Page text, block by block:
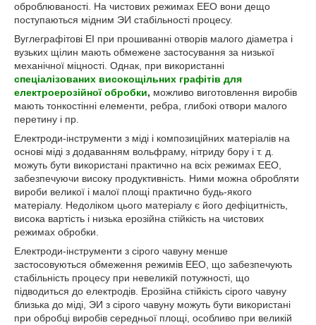
оброблюваності. На чистових режимах ЕЕО вони дещо
поступаються мідним ЭИ стабільності процесу.
Вуглеграфітові ЕІ при прошиванні отворів малого діаметра і
вузьких щілин мають обмежене застосування за низької
механічної міцності. Однак, при використанні
спеціалізованих високощільних графітів для
електроерозійної обробки, можливо виготовлення виробів
мають тонкостінні елементи, ребра, глибокі отвори малого
перетину і пр.
Електроди-інструменти з міді і композиційних матеріалів на
основі міді з додаванням вольфраму, нітриду бору і т. д.
можуть бути використані практично на всіх режимах ЕЕО,
забезпечуючи високу продуктивність. Ними можна обробляти
вироби великої і малої площі практично будь-якого
матеріалу. Недоліком цього матеріалу є його дефіцитність,
висока вартість і низька ерозійна стійкість на чистових
режимах обробки.
Електроди-інструменти з сірого чавуну менше
застосовуються обмеження режимів ЕЕО, що забезпечують
стабільність процесу при невеликій потужності, що
підводиться до електродів. Ерозійна стійкість сірого чавуну
близька до міді, ЭИ з сірого чавуну можуть бути використані
при обробці виробів середньої площі, особливо при великій